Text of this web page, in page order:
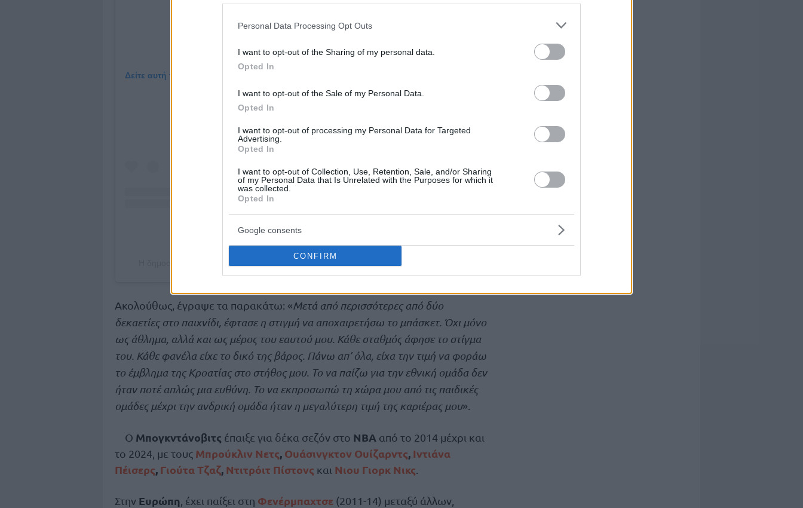
Personal Data Processing Opt Outs
I want to opt-out of the Sharing of my personal data.
Opted In
I want to opt-out of the Sale of my Personal Data.
Opted In
I want to opt-out of processing my Personal Data for Targeted
Advertising.
Opted In
I want to opt-out of Collection, Use, Retention, Sale, and/or Sharing
of my Personal Data that Is Unrelated with the Purposes for which it
was collected.
Opted In
Google consents
CONFIRM
Δείτε αυτή τη δημοσίευση στο Instagram.
Η δημοσίευση κοινοποιήθηκε από το χρήστη Bojan Bogdanovic (@44bojan)
Ακολούθως, έγραψε τα παρακάτω: «Μετά από περισσότερες από δύο
δεκαετίες στο παιχνίδι, έφτασε η στιγμή να αποχαιρετήσω το μπάσκετ. Όχι μόνο
ως άθλημα, αλλά και ως μέρος του εαυτού μου. Κάθε σταθμός άφησε το στίγμα
του. Κάθε φανέλα είχε το δικό της βάρος. Πάνω απ’ όλα, είχα την τιμή να φοράω
το έμβλημα της Κροατίας στο στήθος μου. Το να παίζω για την εθνική ομάδα δεν
ήταν ποτέ απλώς μια ευθύνη. Το να εκπροσωπώ τη χώρα μου από τις παιδικές
ομάδες μέχρι την ανδρική ομάδα ήταν η μεγαλύτερη τιμή της καριέρας μου».
Ο Μπογκντάνοβιτς έπαιξε για δέκα σεζόν στο NBA από το 2014 μέχρι και
το 2024, με τους Μπρούκλιν Νετς, Ουάσινγκτον Ουίζαρντς, Ιντιάνα
Πέισερς, Γιούτα Τζαζ, Ντιτρόιτ Πίστονς και Νιου Γιορκ Νικς
Στην Ευρώπη , έχει παίξει στη Φενέρμπαχτσε (2011-14) μεταξύ άλλων,